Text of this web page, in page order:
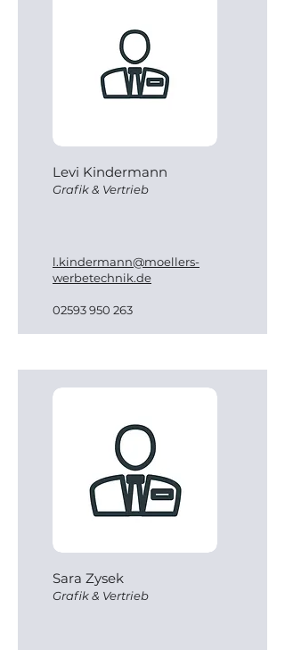
Levi Kindermann
Grafik & Vertrieb
l.kindermann@moellers-
werbetechnik.de
02593 950 263
Sara Zysek
Grafik & Vertrieb